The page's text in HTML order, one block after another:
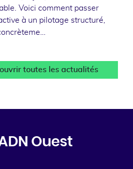
Voici comment passer
à un pilotage structuré,
toutes les actualités
Ouest